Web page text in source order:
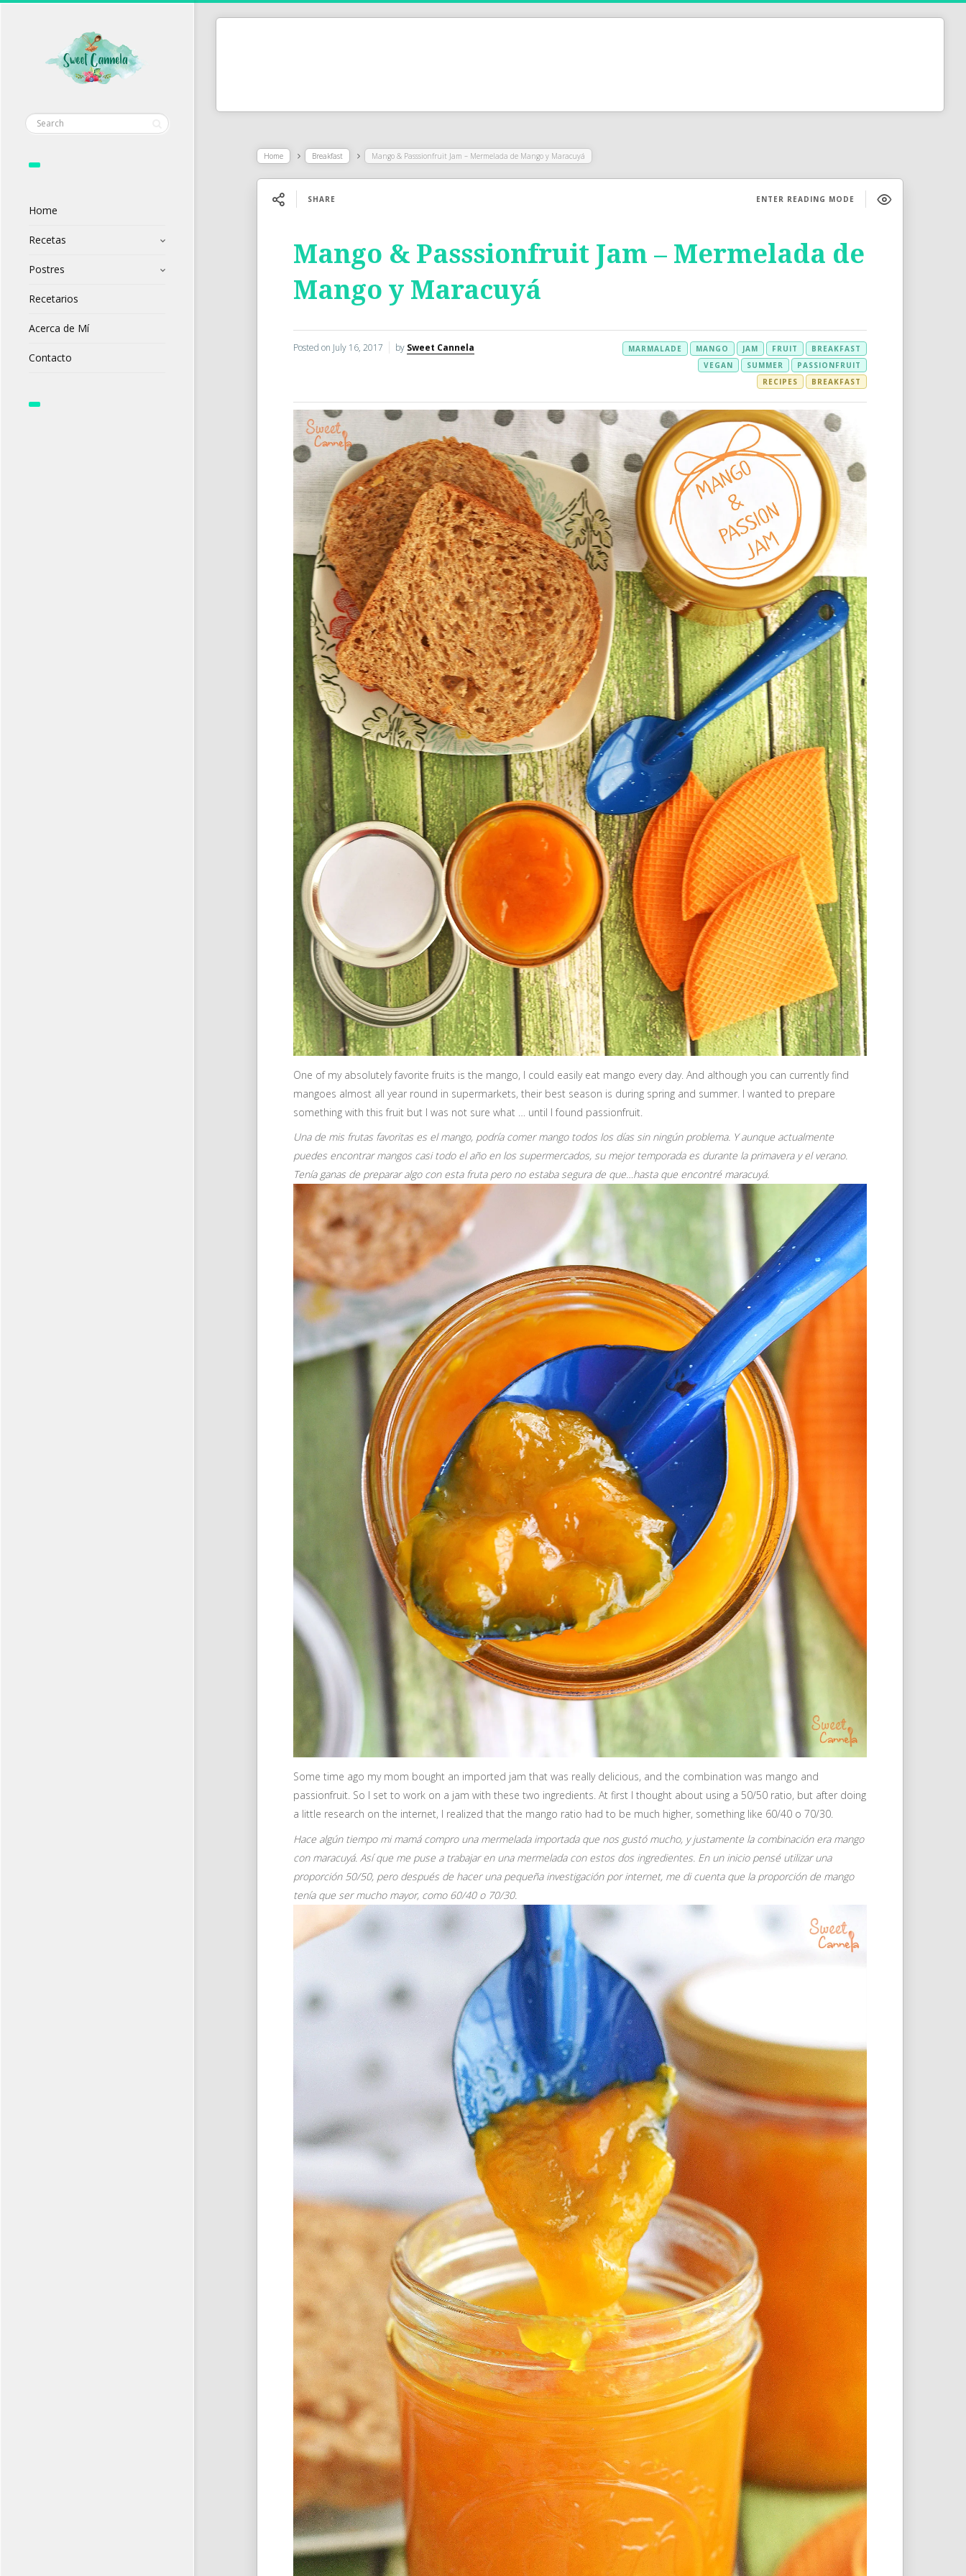
Home
Recetas
Postres
Recetarios
Acerca de Mí
Contacto
Home Breakfast Mango & Passsionfruit Jam – Mermelada de Mango y Maracuyá
SHARE ENTER READING MODE
Mango & Passsionfruit Jam – Mermelada de
Mango y Maracuyá
Posted on July 16, 2017 by Sweet Cannela BREAKFAST
FRUIT
JAM
MANGO
MARMALADE
PASSIONFRUIT
SUMMER
VEGAN
BREAKFAST
RECIPES
One of my absolutely favorite fruits is the mango, I could easily eat mango every day. And although you can currently find
mangoes almost all year round in supermarkets, their best season is during spring and summer. I wanted to prepare
something with this fruit but I was not sure what … until I found passionfruit.
Una de mis frutas favoritas es el mango, podría comer mango todos los días sin ningún problema. Y aunque actualmente
puedes encontrar mangos casi todo el año en los supermercados, su mejor temporada es durante la primavera y el verano.
Tenía ganas de preparar algo con esta fruta pero no estaba segura de que…hasta que encontré maracuyá.
Some time ago my mom bought an imported jam that was really delicious, and the combination was mango and
passionfruit. So I set to work on a jam with these two ingredients. At first I thought about using a 50/50 ratio, but after doing
a little research on the internet, I realized that the mango ratio had to be much higher, something like 60/40 o 70/30.
Hace algún tiempo mi mamá compro una mermelada importada que nos gustó mucho, y justamente la combinación era mango
con maracuyá. Así que me puse a trabajar en una mermelada con estos dos ingredientes. En un inicio pensé utilizar una
proporción 50/50, pero después de hacer una pequeña investigación por internet, me di cuenta que la proporción de mango
tenía que ser mucho mayor, como 60/40 o 70/30.